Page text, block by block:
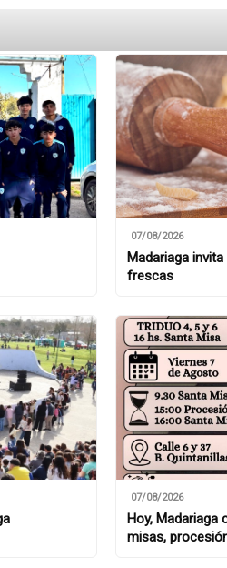
07/08/2026
Madariaga
frescas
07/08/2026
Hoy, Madariaga
misas,